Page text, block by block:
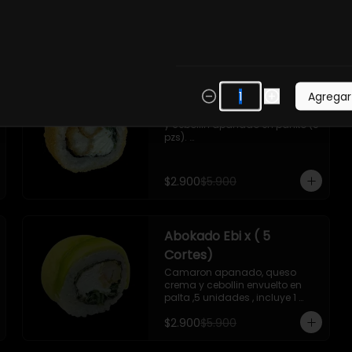
Hot Tori x 5 unidades
- Pollo apanado, queso crema
y cebollin apanado en panko (5
pzs).
$2.900$5.900
Abokado Ebi x ( 5
Cortes)
Camaron apanado, queso
crema y cebollin envuelto en
palta ,5 unidades , incluye 1
$2.900$5.900
Agregar